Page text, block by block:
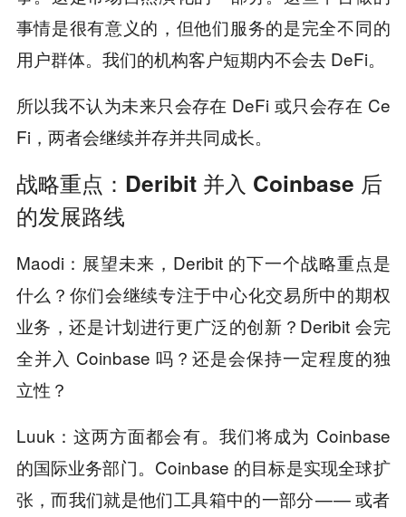
事情是很有意义的，但他们服务的是完全不同的
用户群体。我们的机构客户短期内不会去 DeFi。
所以我不认为未来只会存在 DeFi 或只会存在 Ce
Fi，两者会继续并存并共同成长。
战略重点：Deribit 并入 Coinbase 后
的发展路线
Maodi：展望未来，Deribit 的下一个战略重点是
什么？你们会继续专注于中心化交易所中的期权
业务，还是计划进行更广泛的创新？Deribit 会完
全并入 Coinbase 吗？还是会保持一定程度的独
立性？
Luuk：这两方面都会有。我们将成为 Coinbase
的国际业务部门。Coinbase 的目标是实现全球扩
张，而我们就是他们工具箱中的一部分 — — 或者